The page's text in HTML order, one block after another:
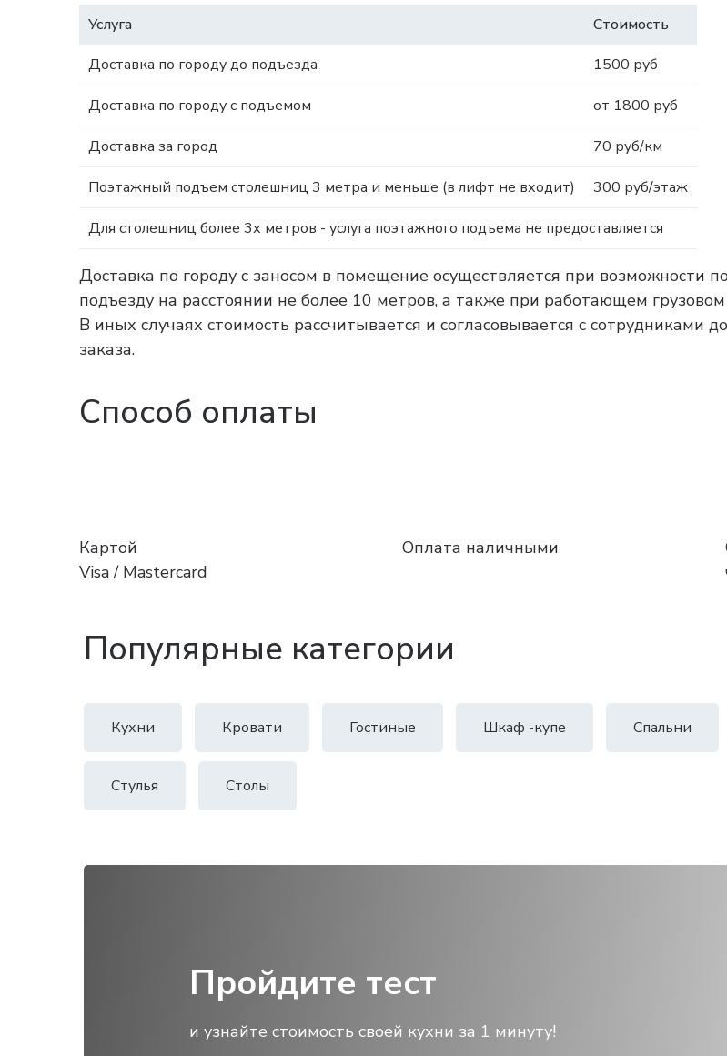
Услуга
Стоимость
Доставка по городу до подъезда
1500 руб
Доставка по городу с подъемом от 1800 руб
Доставка за город 70 руб/км
Поэтажный подъем столешниц 3 метра и меньше (в лифт не входит) 300 руб/этаж
Для столешниц более 3х метров - услуга поэтажного подъема не предоставляется
Доставка по городу с заносом в помещение осуществляется при возможности
подъезду на расстоянии не более 10 метров, а также при работающем
В иных случаях стоимость рассчитывается и согласовывается с сотрудниками
заказа.
Способ оплаты
Картой
Visa / Mastercard
Оплата наличными
Популярные категории
Кухни Кровати Гостиные Шкаф -купе Спальни
Стулья Столы
Пройдите тест
и узнайте стоимость своей кухни за 1 минуту!